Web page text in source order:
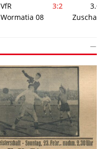
VfR
Wormatia 08
3:2